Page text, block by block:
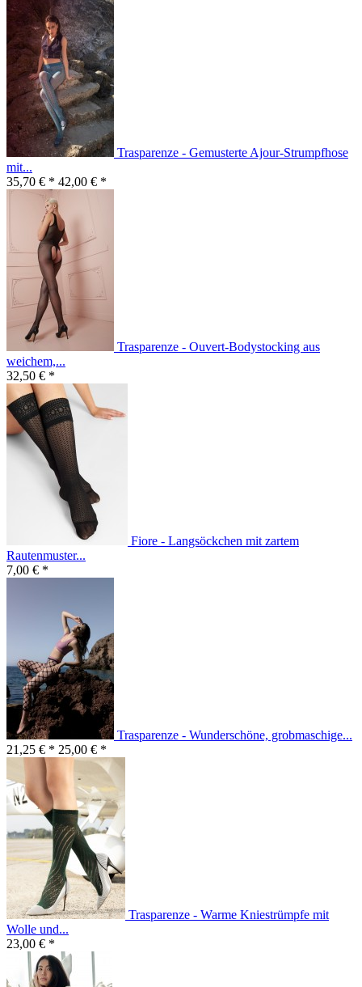
Trasparenze - Gemusterte Ajour-Strumpfhose
mit...
35,70 € * 42,00 € *
Trasparenze - Ouvert-Bodystocking aus
weichem,...
32,50 € *
Fiore - Langsöckchen mit zartem
Rautenmuster...
7,00 € *
Trasparenze - Wunderschöne, grobmaschige...
21,25 € * 25,00 € *
Trasparenze - Warme Kniestrümpfe mit
Wolle und...
23,00 € *